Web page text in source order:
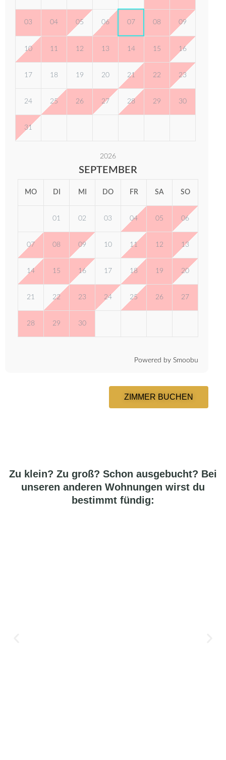
03 04 05 06 07 08 09
10 11 12 13 14 15 16
17 18 19 20 21 22 23
24 25 26 27 28 29 30
31
2026
SEPTEMBER
MO DI MI DO FR SA SO
01 02 03 04 05 06
07 08 09 10 11 12 13
14 15 16 17 18 19 20
21 22 23 24 25 26 27
28 29 30
Powered by Smoobu
ZIMMER BUCHEN
Zu klein? Zu groß? Schon ausgebucht? Bei
unseren anderen Wohnungen wirst du
bestimmt fündig:​